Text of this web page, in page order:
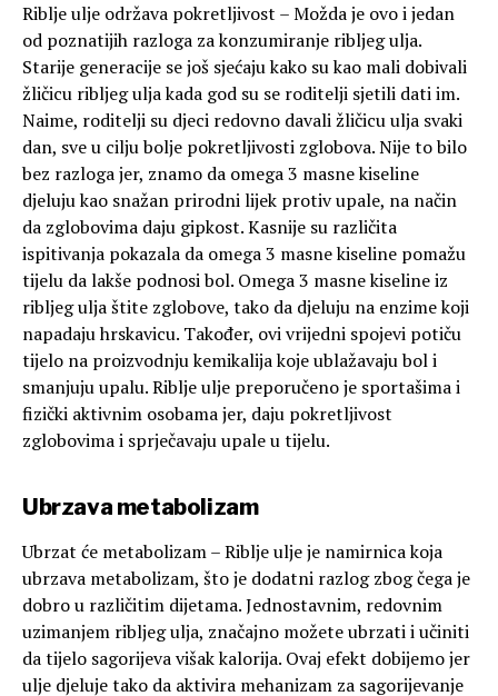
Riblje ulje održava pokretljivost – Možda je ovo i jedan
od poznatijih razloga za konzumiranje ribljeg ulja.
Starije generacije se još sjećaju kako su kao mali dobivali
žličicu ribljeg ulja kada god su se roditelji sjetili dati im.
Naime, roditelji su djeci redovno davali žličicu ulja svaki
dan, sve u cilju bolje pokretljivosti zglobova. Nije to bilo
bez razloga jer, znamo da omega 3 masne kiseline
djeluju kao snažan prirodni lijek protiv upale, na način
da zglobovima daju gipkost. Kasnije su različita
ispitivanja pokazala da omega 3 masne kiseline pomažu
tijelu da lakše podnosi bol. Omega 3 masne kiseline iz
ribljeg ulja štite zglobove, tako da djeluju na enzime koji
napadaju hrskavicu. Također, ovi vrijedni spojevi potiču
tijelo na proizvodnju kemikalija koje ublažavaju bol i
smanjuju upalu. Riblje ulje preporučeno je sportašima i
fizički aktivnim osobama jer, daju pokretljivost
zglobovima i sprječavaju upale u tijelu.
Ubrzava metabolizam
Ubrzat će metabolizam – Riblje ulje je namirnica koja
ubrzava metabolizam, što je dodatni razlog zbog čega je
dobro u različitim dijetama. Jednostavnim, redovnim
uzimanjem ribljeg ulja, značajno možete ubrzati i učiniti
da tijelo sagorijeva višak kalorija. Ovaj efekt dobijemo jer
ulje djeluje tako da aktivira mehanizam za sagorijevanje